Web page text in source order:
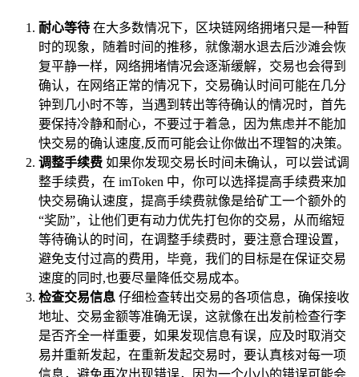
耐心等待 在大多数情况下，区块链网络拥堵只是一种暂
时的现象，随着时间的推移，就像潮水退去后沙滩会恢
复平静一样，网络拥堵情况会逐渐缓解，交易也会得到
确认，在网络正常的情况下，交易确认时间可能在几分
钟到几小时不等，当遇到转出等待确认的情况时，首先
要保持冷静和耐心，不要过于着急，因为焦虑并不能加
快交易的确认速度,反而可能会让你做出不理智的决策。
调整手续费 如果你发现交易长时间未确认，可以尝试调
整手续费，在 imToken 中，你可以选择提高手续费来加
快交易确认速度，提高手续费就像是给矿工一个额外的
“奖励”，让他们更有动力优先打包你的交易，从而缩短
等待确认的时间，在调整手续费时，要注意合理设置，
避免支付过高的费用，毕竟，我们的目标是在保证交易
速度的同时,也要尽量降低交易成本。
检查交易信息 仔细检查转出交易的各项信息，确保接收
地址、交易金额等准确无误，这就像在出发前检查行李
是否齐全一样重要，如果发现信息有误，应及时取消交
易并重新发起，在重新发起交易时，要认真核对每一项
信息，避免再次出现错误，因为一个小小的错误可能会